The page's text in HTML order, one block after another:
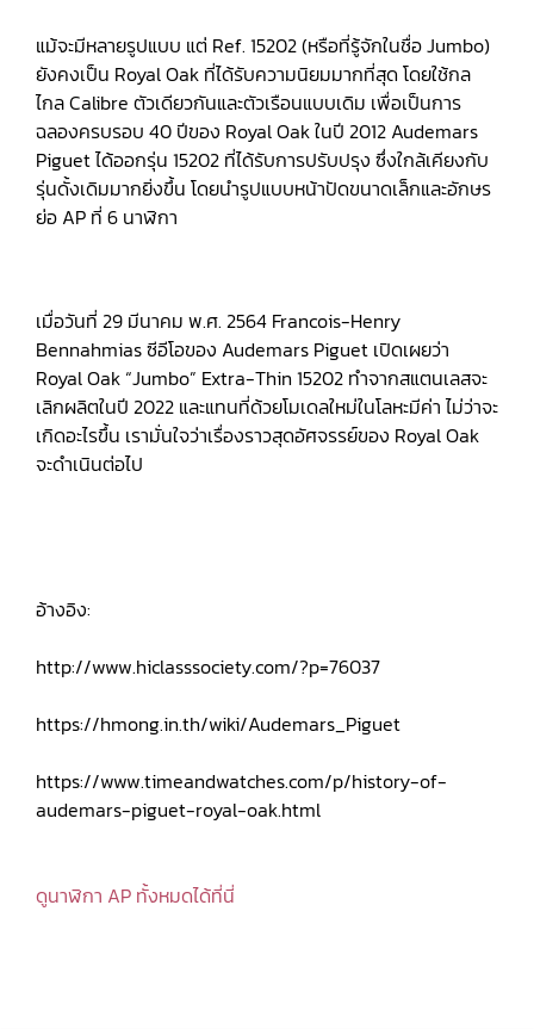
แม้จะมีหลายรูปแบบ แต่ Ref. 15202 (หรือที่รู้จักในชื่อ Jumbo)
ยังคงเป็น Royal Oak ที่ได้รับความนิยมมากที่สุด โดยใช้กล
ไกล Calibre ตัวเดียวกันและตัวเรือนแบบเดิม เพื่อเป็นการ
ฉลองครบรอบ 40 ปีของ Royal Oak ในปี 2012 Audemars
Piguet ได้ออกรุ่น 15202 ที่ได้รับการปรับปรุง ซึ่งใกล้เคียงกับ
รุ่นดั้งเดิมมากยิ่งขึ้น โดยนำรูปแบบหน้าปัดขนาดเล็กและอักษร
ย่อ AP ที่ 6 นาฬิกา
เมื่อวันที่ 29 มีนาคม พ.ศ. 2564 Francois-Henry
Bennahmias ซีอีโอของ Audemars Piguet เปิดเผยว่า
Royal Oak “Jumbo” Extra-Thin 15202 ทำจากสแตนเลสจะ
เลิกผลิตในปี 2022 และแทนที่ด้วยโมเดลใหม่ในโลหะมีค่า ไม่ว่าจะ
เกิดอะไรขึ้น เรามั่นใจว่าเรื่องราวสุดอัศจรรย์ของ Royal Oak
จะดำเนินต่อไป
อ้างอิง:
http://www.hiclasssociety.com/?p=76037
https://hmong.in.th/wiki/Audemars_Piguet
https://www.timeandwatches.com/p/history-of-
audemars-piguet-royal-oak.html
ดูนาฬิกา AP ทั้งหมดได้ที่นี่